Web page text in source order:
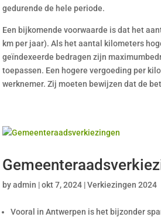
gedurende de hele periode.
Een bijkomende voorwaarde is dat het
km per jaar). Als het aantal kilometers
geïndexeerde bedragen zijn
toepassen. Een hogere vergoeding per
werknemer. Zij moeten bewijzen dat de
byadmin |okt 7, 2024 |Verkiezingen 2024
Vooral in Antwerpen is het bijzonder